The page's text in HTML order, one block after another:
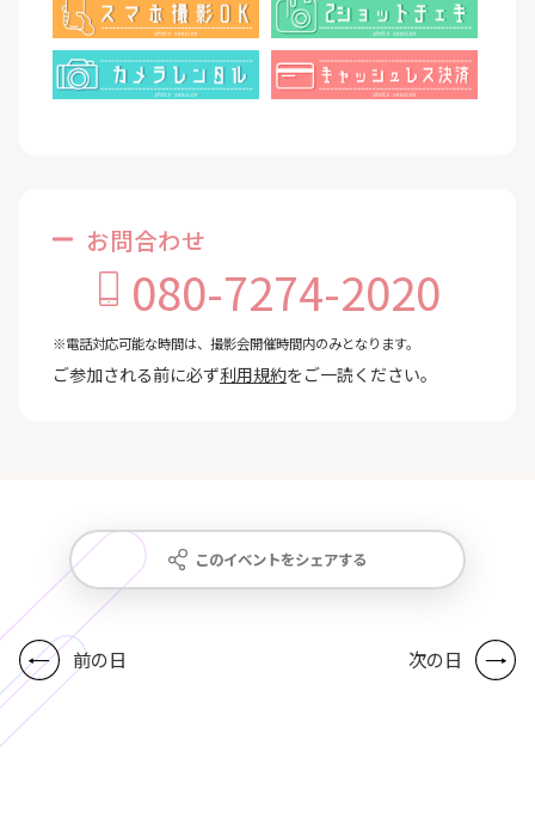
お問合わせ
080-7274-2020
※電話対応可能な時間は、撮影会開催時間内のみとなります。
ご参加される前に必ず利用規約をご一読ください。
このイベントをシェアする
前の日 次の日